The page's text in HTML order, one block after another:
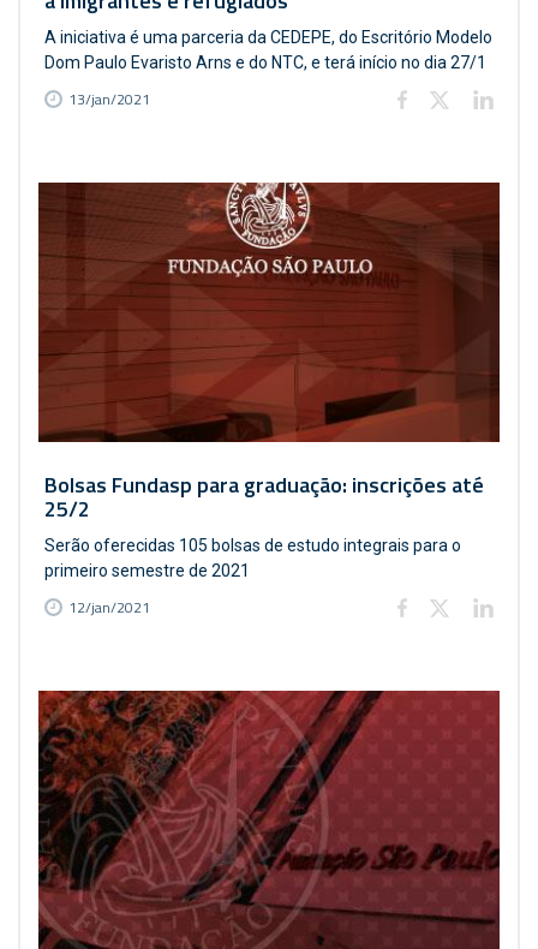
A iniciativa é uma parceria da CEDEPE, do Escritório Modelo
Dom Paulo Evaristo Arns e do NTC, e terá início no dia 27/1
13/jan/2021
Bolsas Fundasp para graduação: inscrições até
25/2
Serão oferecidas 105 bolsas de estudo integrais para o
primeiro semestre de 2021
12/jan/2021